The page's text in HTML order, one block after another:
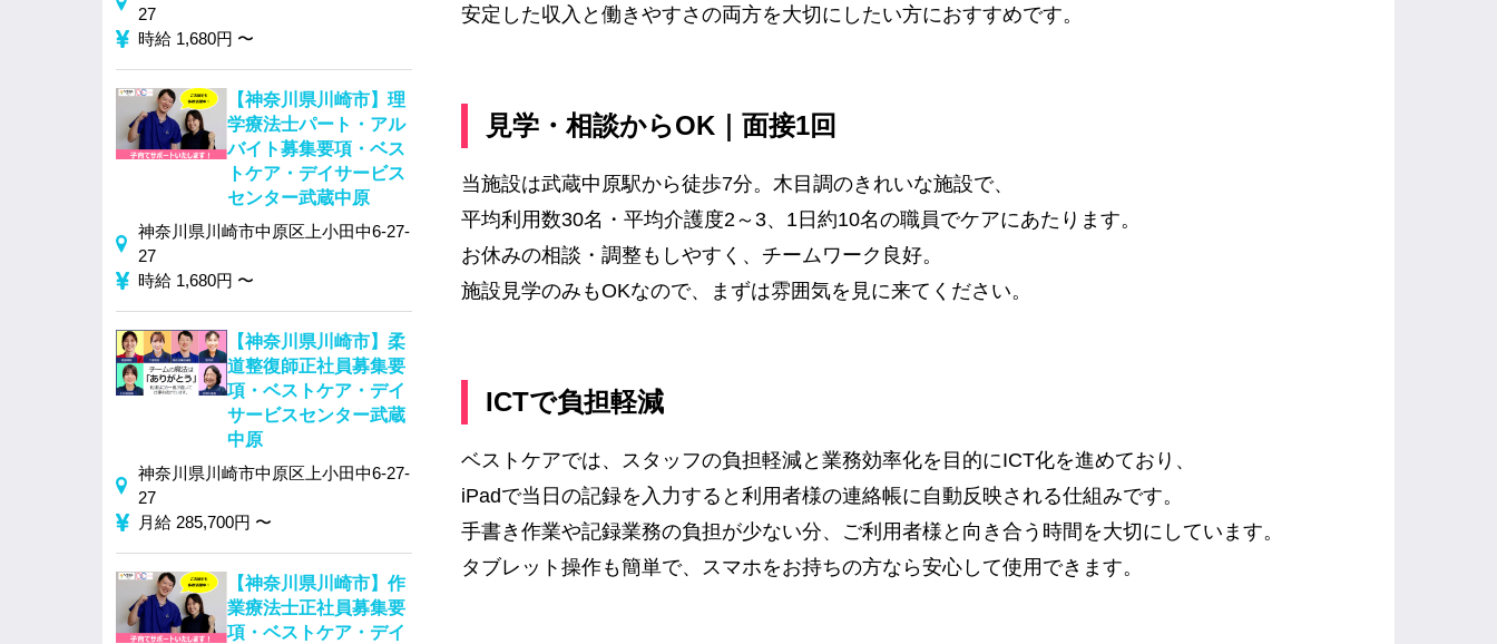
安定した収入と働きやすさの両方を大切にしたい方におすすめです。
見学・相談からOK｜面接1回
当施設は武蔵中原駅から徒歩7分。木目調のきれいな施設で、
平均利用数30名・平均介護度2～3、1日約10名の職員でケアにあたります。
お休みの相談・調整もしやすく、チームワーク良好。
施設見学のみもOKなので、まずは雰囲気を見に来てください。
ICTで負担軽減
ベストケアでは、スタッフの負担軽減と業務効率化を目的にICT化を進めており、
iPadで当日の記録を入力すると利用者様の連絡帳に自動反映される仕組みです。
手書き作業や記録業務の負担が少ない分、ご利用者様と向き合う時間を大切にしています。
タブレット操作も簡単で、スマホをお持ちの方なら安心して使用できます。
27
時給 1,680円 〜
【神奈川県川崎市】理
学療法士パート・アル
バイト募集要項・ベス
トケア・デイサービス
センター武蔵中原
神奈川県川崎市中原区上小田中6-27-
27
時給 1,680円 〜
【神奈川県川崎市】柔
道整復師正社員募集要
項・ベストケア・デイ
サービスセンター武蔵
中原
神奈川県川崎市中原区上小田中6-27-
27
月給 285,700円 〜
【神奈川県川崎市】作
業療法士正社員募集要
項・ベストケア・デイ